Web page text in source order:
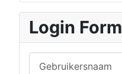
Login Form